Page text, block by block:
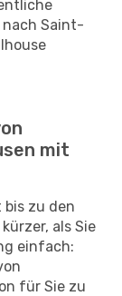
nach Saint-
mit
bis zu den
als Sie
einfach:
für Sie zu